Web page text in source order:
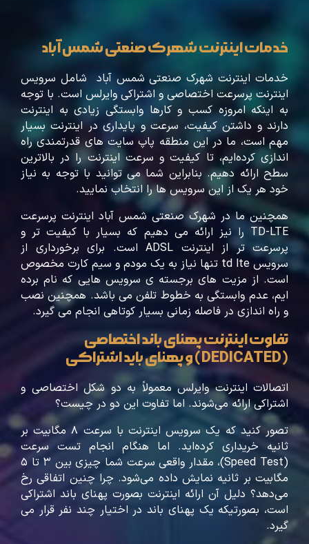
خدمات اینترنت شهرک صنعتی شمس آباد
خدمات اینترنت شهرک صنعتی شمس آباد شامل سرویس
اینترنت پرسرعت اختصاصی و اشتراکی وایرلس است. با توجه
به اینکه امروزه کسب و کارها وابستگی زیادی به اینترنت
دارند و داشتن کیفیت، سرعت و پایداری در اینترنت بسیار
مهم است، ما در این منطقه پاپ سایت های قدرتمندی راه
اندازی کرده‌ایم، تا کیفیت و سرعت اینترنت را در بالاترین
سطح ارائه دهیم. بنابراین شما می توانید با توجه به نیاز
خود هر یک از این سرویس ها را انتخاب نمایید.
همچنین ما در شهرک صنعتی شمس آباد اینترنت پرسرعت
TD-LTE را نیز ارائه می دهیم که بسیار با کیفیت تر و
پرسرعت تر از اینترنت ADSL است. برای برخورداری از
سرویس td lte تنها نیاز به یک مودم و سیم کارت مخصوص
است. از مزیت های برجسته ی سرویس هایی که نام برده
ایم، عدم وابستگی به خطوط تلفن می باشد. همچنین نصب
و راه اندازی در فاصله زمانی بسیار کوتاهی انجام می گیرد.
تفاوت اینترنت پهنای باند اختصاصی
(DEDICATED) و پهنای باید اشتراکی
اتصالات اینترنت وایرلس معمولاً به دو شکل اختصاصی و
اشتراکی ارائه می‌شوند. اما تفاوت این دو در چیست؟
تصور کنید که یک سرویس اینترنت با سرعت ۸ مگابیت بر
ثانیه خریداری کرده‌اید. اما هنگام انجام تست سرعت
(Speed Test)، مقدار واقعی سرعت شما چیزی بین ۳ تا ۵
مگابیت بر ثانیه نمایش داده می‌شود. چرا چنین اتفاقی رخ
می‌دهد؟ دلیل آن ارائه اینترنت بصورت پهنای باند اشتراکی
است، بصورتیکه یک پهنای باند در اختیار چند نفر قرار می
گیرد.